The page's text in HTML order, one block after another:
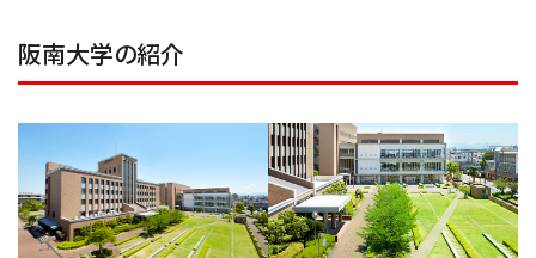
阪南大学の紹介